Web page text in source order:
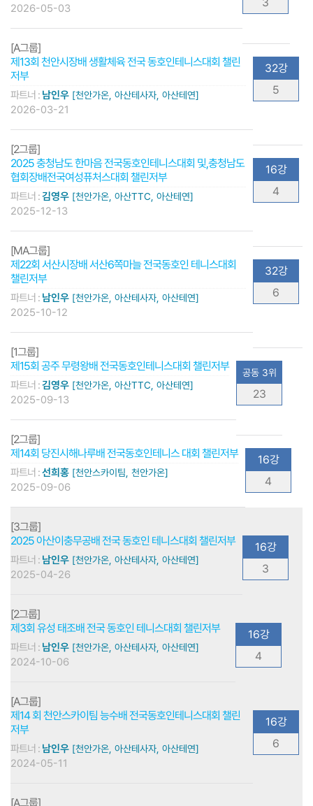
2026-05-03
[A그룹]
제13회 천안시장배 생활체육 전국 동호인테니스대회 챌린
저부
파트너 : 남인우 [천안가온, 아산테사자, 아산테연]
2026-03-21
32강
5
[2그룹]
2025 충청남도 한마음 전국동호인테니스대회 및,충청남도
협회장배전국여성퓨처스대회 챌린저부
파트너 :김영우 [천안가온, 아산TTC, 아산테연]
2025-12-13
16강
4
[MA그룹]
제22회 서산시장배 서산6쪽마늘 전국동호인 테니스대회
챌린저부
파트너 : 남인우 [천안가온, 아산테사자, 아산테연]
2025-10-12
32강
6
[1그룹]
제15회 공주 무령왕배 전국동호인테니스대회 챌린저부
파트너 :김영우 [천안가온, 아산TTC, 아산테연]
2025-09-13
공동 3위
23
[2그룹]
제14회 당진시해나루배 전국동호인테니스 대회 챌린저부
파트너 :선희홍 [천안스카이팀, 천안가온]
2025-09-06
16강
4
[3그룹]
2025 아산이충무공배 전국 동호인 테니스대회 챌린저부
파트너 : 남인우 [천안가온, 아산테사자, 아산테연]
2025-04-26
16강
3
[2그룹]
제3회 유성 태조배 전국 동호인 테니스대회 챌린저부
파트너 : 남인우 [천안가온, 아산테사자, 아산테연]
2024-10-06
16강
4
[A그룹]
제14 회 천안스카이팀 능수배 전국동호인테니스대회 챌린
저부
파트너 : 남인우 [천안가온, 아산테사자, 아산테연]
2024-05-11
16강
6
[A그룹]